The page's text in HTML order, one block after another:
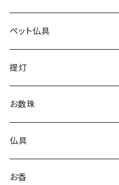
実用線香
進物用線香
お香
ペット仏具
提灯
お数珠
仏具
お香